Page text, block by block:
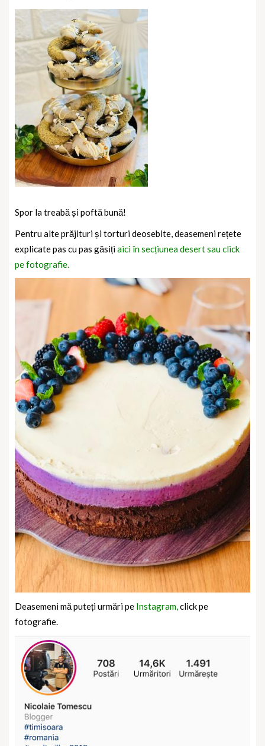
Spor la treabă și poftă bună!
Pentru alte prăjituri și torturi deosebite, deasemeni rețete
explicate pas cu pas găsițiaici în secțiunea desert sau click
pe fotografie.
Deasemeni mă puteți urmări pe Instagram,click pe
fotografie.